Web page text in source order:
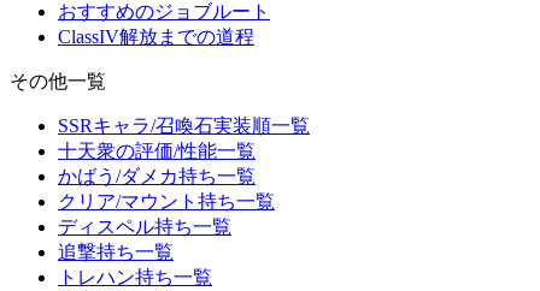
おすすめのジョブルート
ClassIV解放までの道程
その他一覧
SSRキャラ/召喚石実装順一覧
十天衆の評価/性能一覧
かばう/ダメカ持ち一覧
クリア/マウント持ち一覧
ディスペル持ち一覧
追撃持ち一覧
トレハン持ち一覧